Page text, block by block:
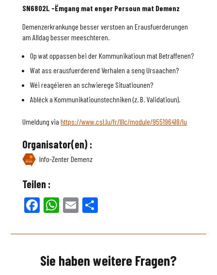
SN6802L -Ëmgang mat enger Persoun mat Demenz
Demenzerkrankunge besser verstoen an Erausfuerderungen
am Alldag besser meeschteren.
Op wat oppassen bei der Kommunikatioun mat Betraffenen?
Wat ass erausfuerderend Verhalen a seng Ursaachen?
Wéi reagéieren an schwierege Situatiounen?
Abléck a Kommunikatiounstechniken (z. B. Validatioun).
Umeldung viahttps://www.csl.lu/fr/lllc/module/955196418/lu
Organisator(en) :
Info-Zenter Demenz
Teilen :
Facebook
WhatsApp
Email
Sie haben weitere Fragen?